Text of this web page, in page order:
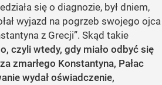
się o diagnozie, był dniem,
wyjazd na pogrzeb swojego ojca
z Grecji”. Skąd takie
czyli wtedy, gdy miało odbyć się
zmarłego Konstantyna, Pałac
wydał oświadczenie,